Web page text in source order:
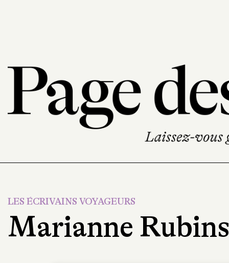
LES ÉCRIVAINS VOYAGEURS
Marianne